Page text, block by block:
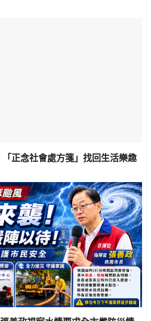
正念社會處方箋」找回生活樂趣